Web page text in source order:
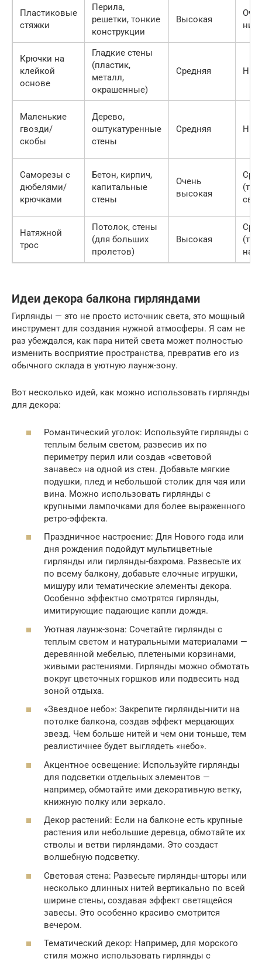
Пластиковые
стяжки
Перила,
решетки, тонкие
конструкции
Высокая
Крючки на
клейкой
основе
Гладкие стены
(пластик,
металл,
окрашенные)
Средняя
Маленькие
гвозди/
скобы
Дерево,
оштукатуренные
стены
Средняя
Саморезы с
дюбелями/
крючками
Бетон, кирпич,
капитальные
стены
Очень
высокая
Натяжной
трос
Потолок, стены
(для больших
пролетов)
Высокая
Идеи декора балкона гирляндами
Гирлянды — это не просто источник света, это мощный
инструмент для создания нужной атмосферы. Я сам не
раз убеждался, как пара нитей света может полностью
изменить восприятие пространства, превратив его из
обычного склада в уютную лаунж-зону.
Вот несколько идей, как можно использовать гирлянды
для декора:
Романтический уголок: Используйте гирлянды с
теплым белым светом, развесив их по
периметру перил или создав «световой
занавес» на одной из стен. Добавьте мягкие
подушки, плед и небольшой столик для чая или
вина. Можно использовать гирлянды с
крупными лампочками для более выраженного
ретро-эффекта.
Праздничное настроение: Для Нового года или
дня рождения подойдут мультицветные
гирлянды или гирлянды-бахрома. Развесьте их
по всему балкону, добавьте елочные игрушки,
мишуру или тематические элементы декора.
Особенно эффектно смотрятся гирлянды,
имитирующие падающие капли дождя.
Уютная лаунж-зона: Сочетайте гирлянды с
теплым светом и натуральными материалами —
деревянной мебелью, плетеными корзинами,
живыми растениями. Гирлянды можно обмотать
вокруг цветочных горшков или подвесить над
зоной отдыха.
«Звездное небо»: Закрепите гирлянды-нити на
потолке балкона, создав эффект мерцающих
звезд. Чем больше нитей и чем они тоньше, тем
реалистичнее будет выглядеть «небо».
Акцентное освещение: Используйте гирлянды
для подсветки отдельных элементов —
например, обмотайте ими декоративную ветку,
книжную полку или зеркало.
Декор растений: Если на балконе есть крупные
растения или небольшие деревца, обмотайте их
стволы и ветви гирляндами. Это создаст
волшебную подсветку.
Световая стена: Развесьте гирлянды-шторы или
несколько длинных нитей вертикально по всей
ширине стены, создавая эффект светящейся
завесы. Это особенно красиво смотрится
вечером.
Тематический декор: Например, для морского
стиля можно использовать гирлянды с